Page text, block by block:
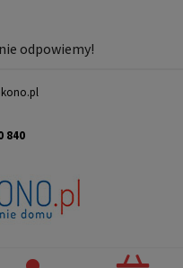
odpowiemy!
840